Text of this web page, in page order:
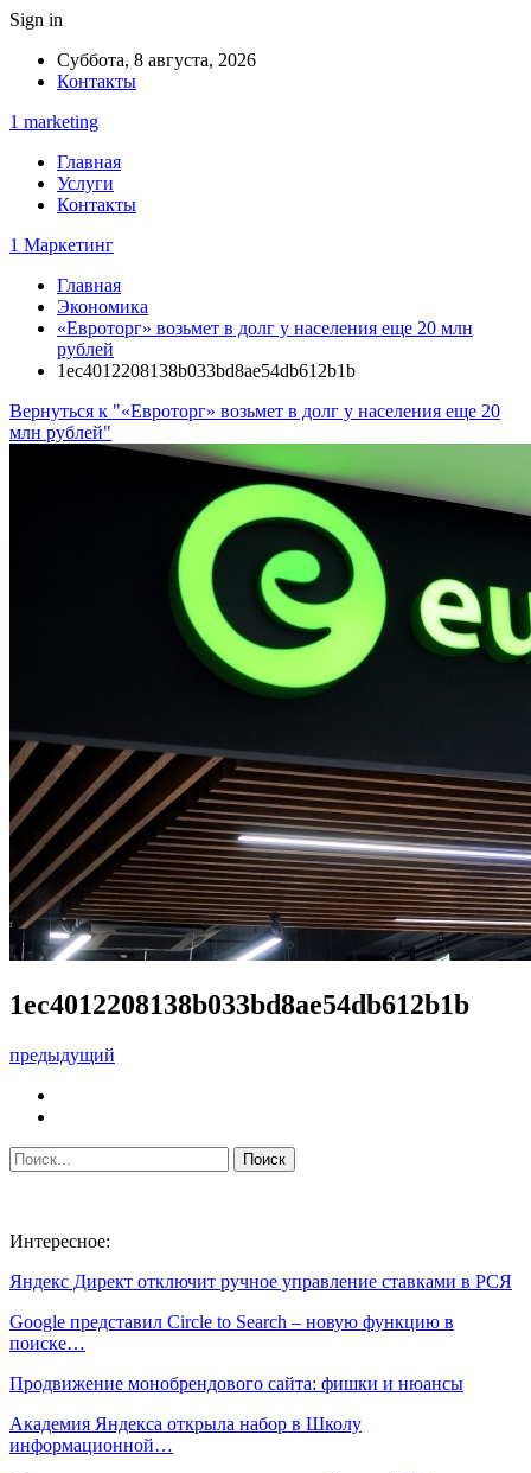
Sign in
Суббота, 8 августа, 2026
Контакты
1 marketing
Главная
Услуги
Контакты
1 Маркетинг
Главная
Экономика
«Евроторг» возьмет в долг у населения еще 20 млн
рублей
1ec4012208138b033bd8ae54db612b1b
Вернуться к "«Евроторг» возьмет в долг у населения еще 20
млн рублей"
1ec4012208138b033bd8ae54db612b1b
предыдущий
Интересное:
Яндекс Директ отключит ручное управление ставками в РСЯ
Google представил Circle to Search – новую функцию в
поиске…
Продвижение монобрендового сайта: фишки и нюансы
Академия Яндекса открыла набор в Школу
информационной…